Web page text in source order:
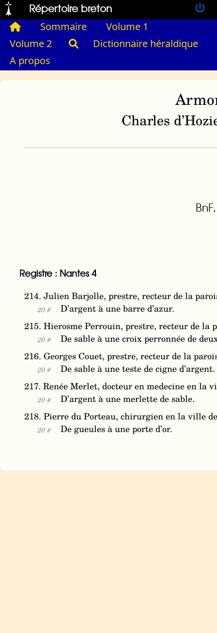
Répertoire breton
Sommaire
Volume 1
Volume 2
Dictionnaire héraldique
A propos
Charles
Registre : Nantes 4
214. Julien Barjolle, prestre, recteur de la
20 #
D’argent à une barre d’azur.
215. Hierosme Perrouin, prestre, recteur de la
20 #
De sable à une croix perronnée de
216. Georges Couet, prestre, recteur de la
20 #
De sable à une teste de cigne d’argent.
217. Renée Merlet, docteur en medecine en la
20 #
D’argent à une merlette de sable.
218. Pierre du Porteau, chirurgien en la ville
20 # De gueules à une porte d’or.